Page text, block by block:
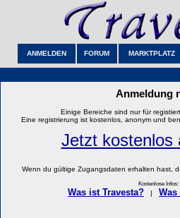
ANMELDEN FORUM MARKTPLATZ
Anmeldung
Einige Bereiche sind nur für
Eine registrierung ist kostenlos, anonym und
Jetzt kostenlos
Wenn du gültige Zugangsdaten erhalten hast,
Kostenlose Infos:
Was ist Travesta? Was